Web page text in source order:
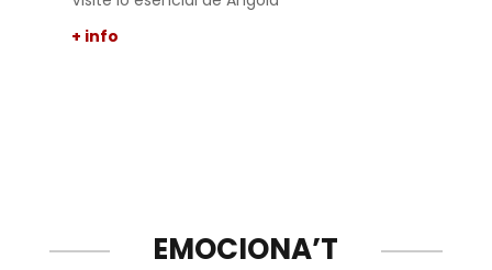
+ info
EMOCIONA’T